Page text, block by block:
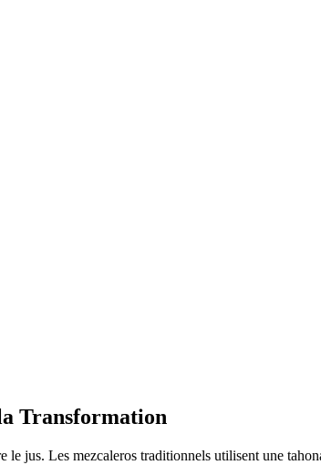
Transformation
jus. Les mezcaleros traditionnels utilisent une